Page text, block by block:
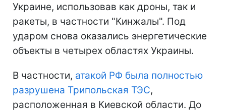
Украине, использовав как дроны, так и
ракеты, в частности "Кинжалы". Под
ударом снова оказались энергетические
объекты в четырех областях Украины.
В частности, атакой РФ была полностью
разрушена Трипольская ТЭС,
расположенная в Киевской области. До